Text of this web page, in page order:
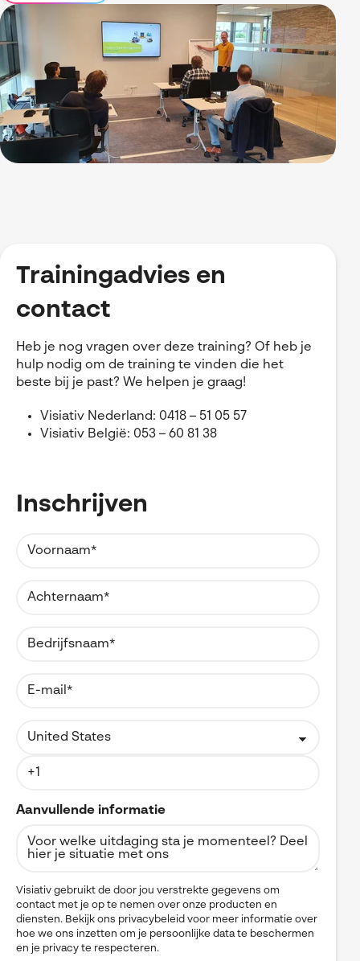
Trainingadvies en
contact
Heb je nog vragen over deze training? Of heb je
hulp nodig om de training te vinden die het
beste bij je past? We helpen je graag!
Visiativ Nederland: 0418 – 51 05 57
Visiativ België: 053 – 60 81 38
Inschrijven
Aanvullende informatie
Visiativ gebruikt de door jou verstrekte gegevens om
contact met je op te nemen over onze producten en
diensten. Bekijk ons privacybeleid voor meer informatie over
hoe we ons inzetten om je persoonlijke data te beschermen
en je privacy te respecteren.